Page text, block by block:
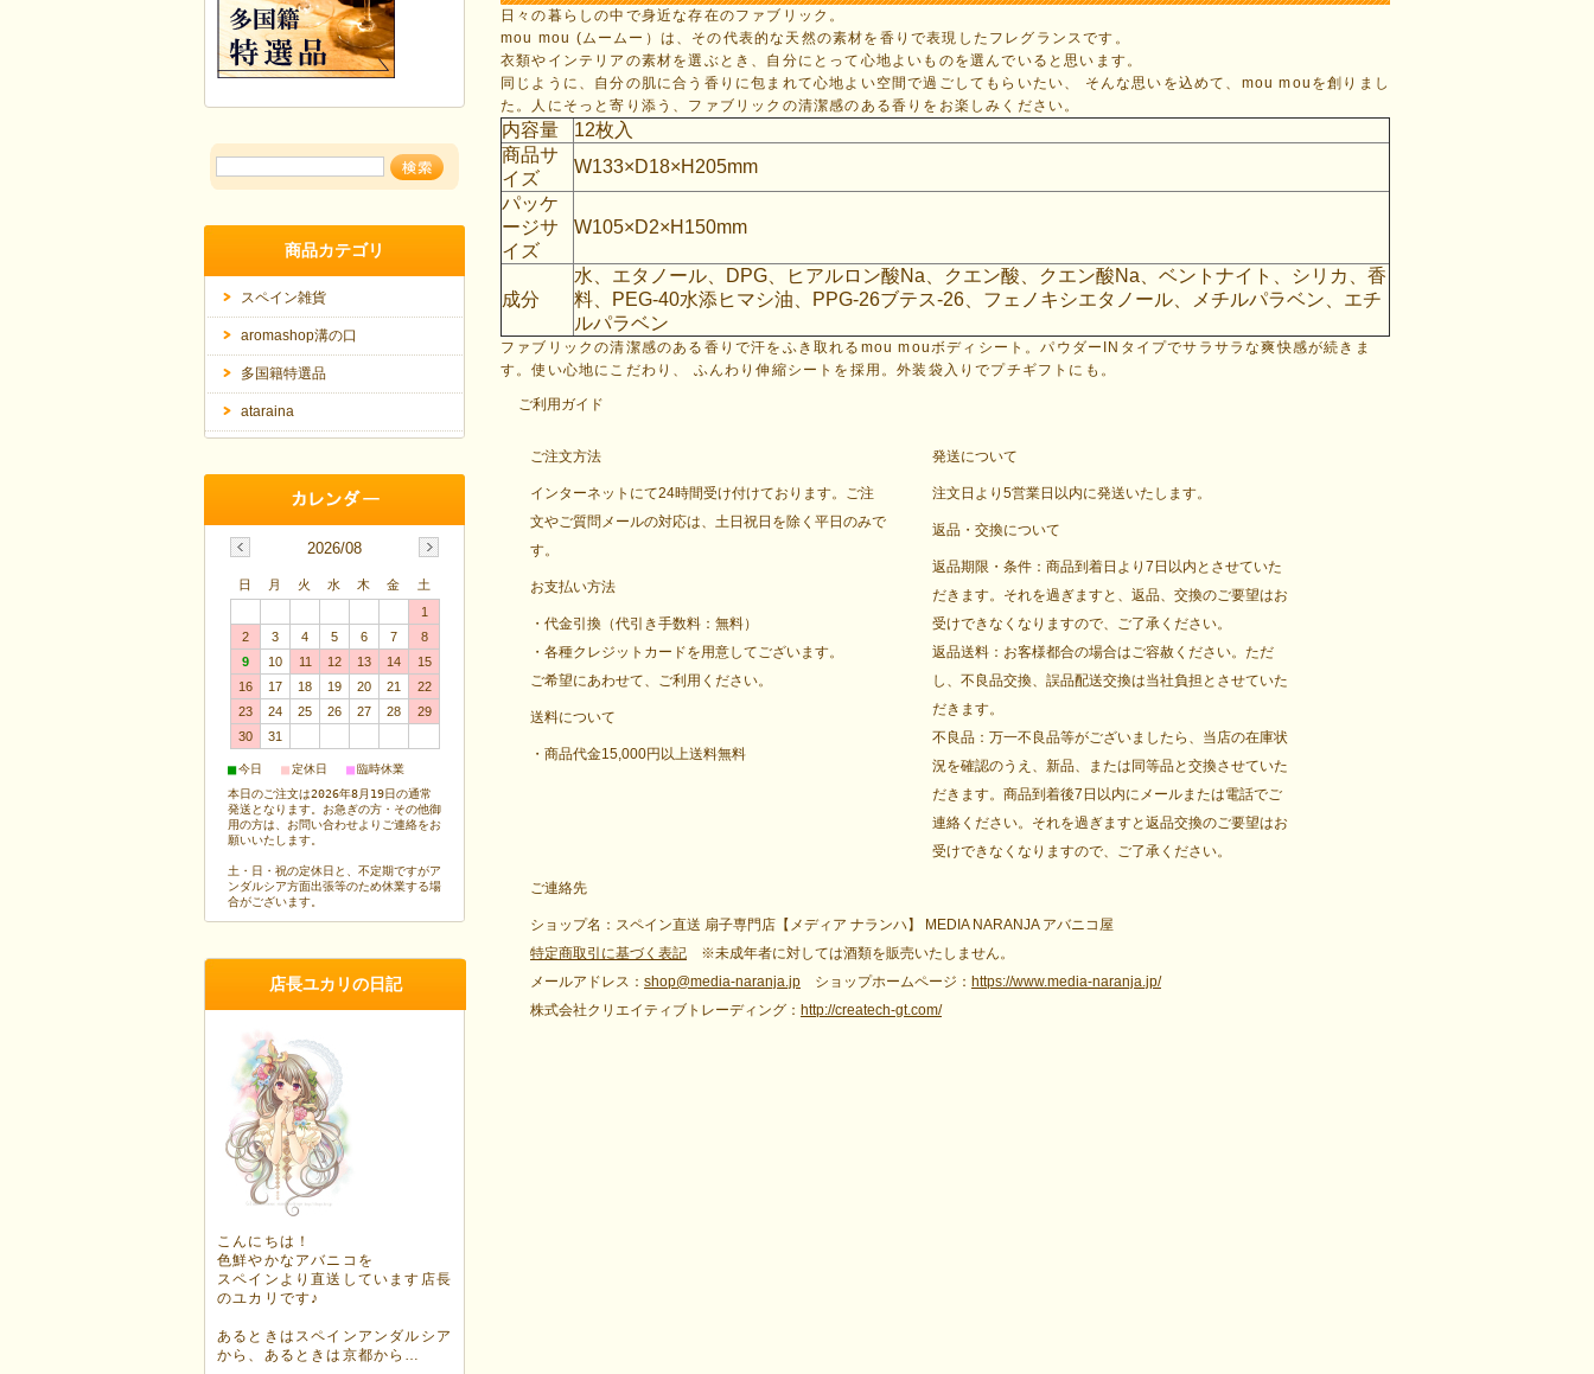
日々の暮らしの中で身近な存在のファブリック。
mou mou (ムームー）は、その代表的な天然の素材を香りで表現したフレグランスです。
衣類やインテリアの素材を選ぶとき、自分にとって心地よいものを選んでいると思います。
同じように、自分の肌に合う香りに包まれて心地よい空間で過ごしてもらいたい、 そんな思いを込めて、mou mouを創りまし
た。人にそっと寄り添う、ファブリックの清潔感のある香りをお楽しみください。
内容量
12枚入
商品サ
イズ
W133×D18×H205mm
パッケ
ージサ
イズ
W105×D2×H150mm
成分
水、エタノール、DPG、ヒアルロン酸Na、クエン酸、クエン酸Na、ベントナイト、シリカ、香
料、PEG-40水添ヒマシ油、PPG-26ブテス-26、フェノキシエタノール、メチルパラベン、エチ
ルパラベン
ファブリックの清潔感のある香りで汗をふき取れるmou mouボディシート。パウダーINタイプでサラサラな爽快感が続きま
す。使い心地にこだわり、 ふんわり伸縮シートを採用。外装袋入りでプチギフトにも。
ご利用ガイド
ご注文方法
インターネットにて24時間受け付けております。ご注
文やご質問メールの対応は、土日祝日を除く平日のみで
す。
お支払い方法
・代金引換（代引き手数料：無料）
・各種クレジットカードを用意してございます。
ご希望にあわせて、ご利用ください。
送料について
・商品代金15,000円以上送料無料
発送について
注文日より5営業日以内に発送いたします。
返品・交換について
返品期限・条件：商品到着日より7日以内とさせていた
だきます。それを過ぎますと、返品、交換のご要望はお
受けできなくなりますので、ご了承ください。
返品送料：お客様都合の場合はご容赦ください。ただ
し、不良品交換、誤品配送交換は当社負担とさせていた
だきます。
不良品：万一不良品等がございましたら、当店の在庫状
況を確認のうえ、新品、または同等品と交換させていた
だきます。商品到着後7日以内にメールまたは電話でご
連絡ください。それを過ぎますと返品交換のご要望はお
受けできなくなりますので、ご了承ください。
ご連絡先
ショップ名：スペイン直送 扇子専門店【メディア ナランハ】 MEDIA NARANJA アバニコ屋
特定商取引に基づく表記
※未成年者に対しては酒類を販売いたしません。
メールアドレス： shop@media-naranja.jp ショップホームページ： https://www.media-naranja.jp/
株式会社クリエイティブトレーディング： http://createch-gt.com/
商品カテゴリ
スペイン雑貨
aromashop溝の口
多国籍特選品
ataraina
2026/08
日 月 火 水 木 金
土
1
2
3 4 5 6 7
8
9
10 11 12 13 14
15
16
17 18 19 20 21
22
23
24 25 26 27 28
29
30
31
■今日 ■定休日 ■臨時休業
本日のご注文は2026年8月19日の通常
発送となります。お急ぎの方・その他御
用の方は、お問い合わせよりご連絡をお
願いいたします。
土・日・祝の定休日と、不定期ですがア
ンダルシア方面出張等のため休業する場
合がございます。
店長ユカリの日記
こんにちは！
色鮮やかなアバニコを
スペインより直送しています店長
のユカリです♪
あるときはスペインアンダルシア
から、あるときは京都から…